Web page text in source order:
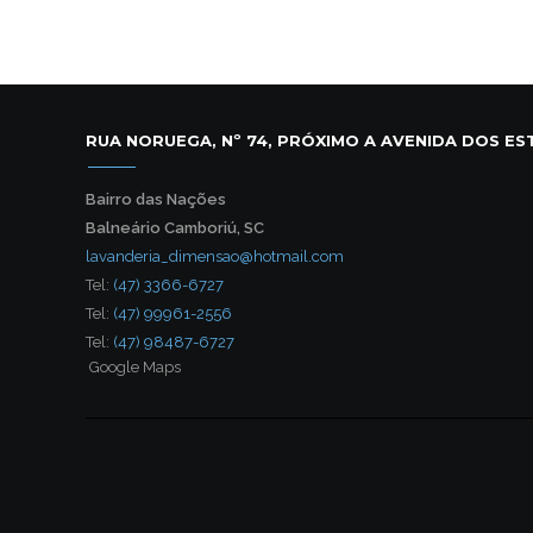
RUA NORUEGA, Nº 74, PRÓXIMO A AVENIDA DOS
Bairro das Nações
Balneário Camboriú, SC
lavanderia_dimensao@hotmail.com
Tel: (47) 3366-6727
Tel: (47) 99961-2556
Tel: (47) 98487-6727
Google Maps